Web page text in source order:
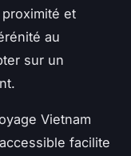
et
au
sur un
Vietnam
facilite